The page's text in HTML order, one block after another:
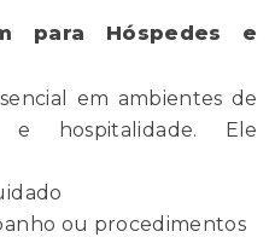
para Hóspedes e
em ambientes de
e hospitalidade. Ele
ou procedimentos